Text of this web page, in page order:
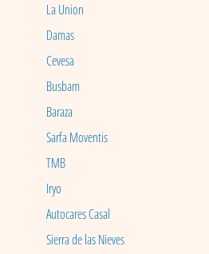
La Union
Damas
Cevesa
Busbam
Baraza
Sarfa Moventis
TMB
Iryo
Autocares Casal
Sierra de las Nieves